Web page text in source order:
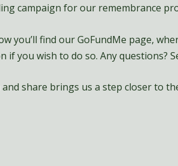
campaign for our remembrance
you’ll find our GoFundMe page,
if you wish to do so. Any questions?
share brings us a step closer to